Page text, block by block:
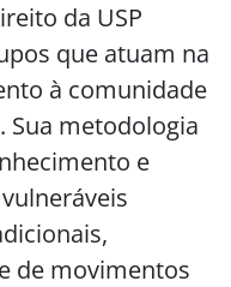
da USP
que atuam na
à comunidade
Sua metodologia
e
de movimentos